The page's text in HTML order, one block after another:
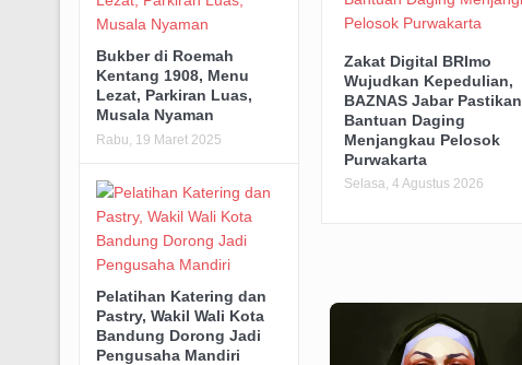
Zakat Digital BRImo
Wujudkan Kepedulian,
BAZNAS Jabar Pastikan
Bantuan Daging
Menjangkau Pelosok
Purwakarta
Selasa, 4 Agustus 2026
Bukber di Roemah
Kentang 1908, Menu
Lezat, Parkiran Luas,
Musala Nyaman
Rabu, 19 Maret 2025
Pelatihan Katering dan
Pastry, Wakil Wali Kota
Bandung Dorong Jadi
Pengusaha Mandiri